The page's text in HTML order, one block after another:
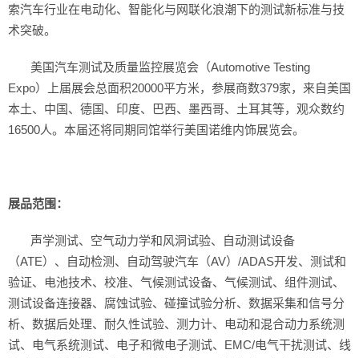
索汽车行业在电动化、智能化与网联化浪潮下的测试新标准与技
术突破。
美国汽车测试及质量监控展览会（Automotive Testing
Expo）上届展会总面积20000平方米，参展商数379家，来自美国
本土、中国、德国、印度、巴西、墨西哥、土耳其等，观众数约
16500人。本届还将同期同馆举行美国诺维内饰展览会。
展品范围：
声学测试、空气动力学和风洞试验、自动测试设备
（ATE）、自动检测、自动驾驶汽车（AV）/ADAS开发、测试和
验证、电池技术、校准、气候测试设备、气候测试、组件测试、
测试设备连接器、腐蚀试验、碰撞试验分析、数据采集和信号分
析、数据后处理、耐久性试验、测力计、电动和混合动力系统测
试、电气系统测试、电子和微电子测试、EMC/电气干扰测试、线